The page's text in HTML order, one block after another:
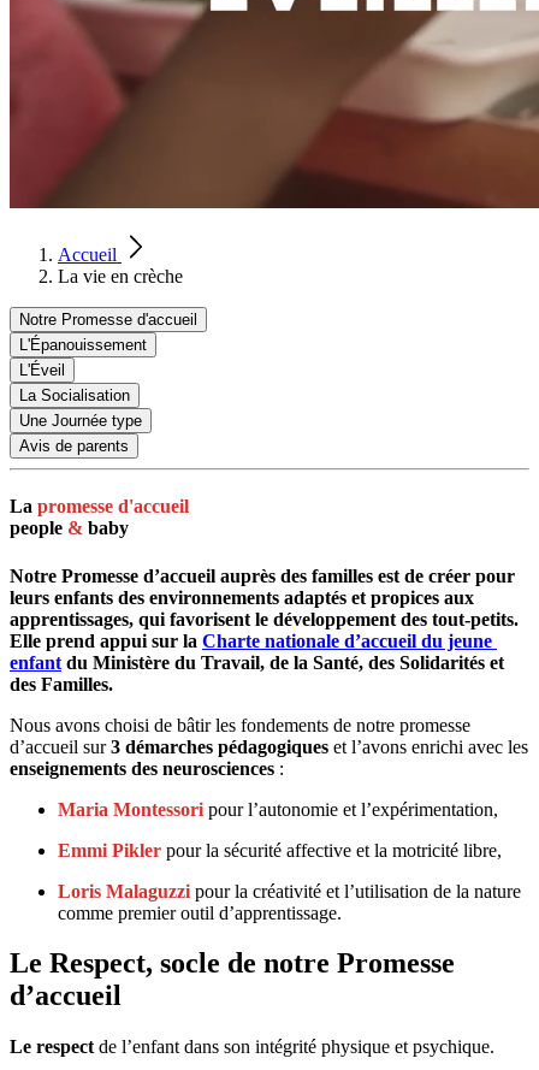
Accueil
La vie en crèche
Notre Promesse d'accueil
L'Épanouissement
L'Éveil
La Socialisation
Une Journée type
Avis de parents
La promesse d'accueil
people & baby
Notre Promesse d’accueil auprès des familles est de créer pour
leurs enfants des environnements adaptés et propices aux
apprentissages, qui favorisent le développement des tout-petits.
Elle prend appui sur la Charte nationale d’accueil du jeune
enfant du Ministère du Travail, de la Santé, des Solidarités et
des Familles.
Nous avons choisi de bâtir les fondements de notre promesse
d’accueil sur 3 démarches pédagogiques
enseignements des neurosciences :
Maria Montessori pour l’autonomie et l’expérimentation,
Emmi Pikler pour la sécurité affective et la motricité libre,
Loris Malaguzzi pour la créativité et l’utilisation de la nature
comme premier outil d’apprentissage.
Le Respect, socle de notre Promesse
d’accueil
Le respect de l’enfant dans son intégrité physique et psychique.